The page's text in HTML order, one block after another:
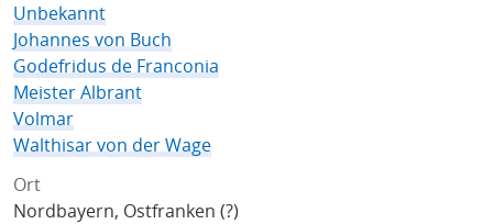
Unbekannt
Johannes von Buch
Godefridus de Franconia
Meister Albrant
Volmar
Walthisar von der Wage
Ort
Nordbayern, Ostfranken (?)